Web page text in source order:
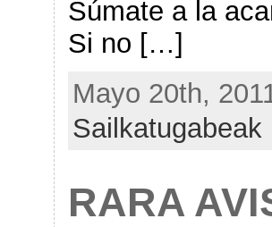
Súmate a la
Si no […]
Mayo 20th,
Sailkatugabeak
RARA